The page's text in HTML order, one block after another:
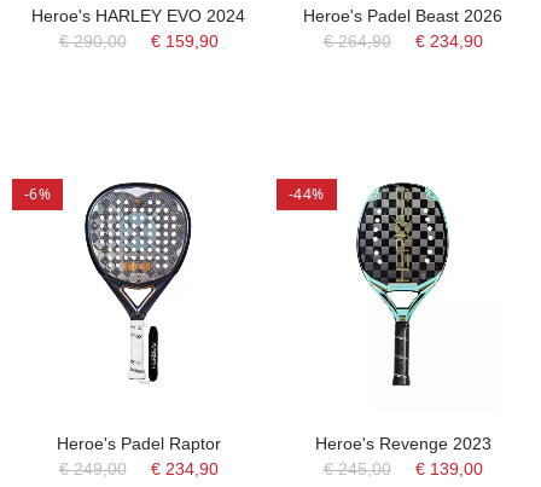
Heroe's HARLEY EVO 2024
€ 290,00
€ 159,90
Heroe's Padel Beast 2026
€ 264,90
€ 234,90
-6%
Heroe's Padel Raptor
€ 249,00
€ 234,90
-44%
Heroe's Revenge 2023
€ 245,00
€ 139,00